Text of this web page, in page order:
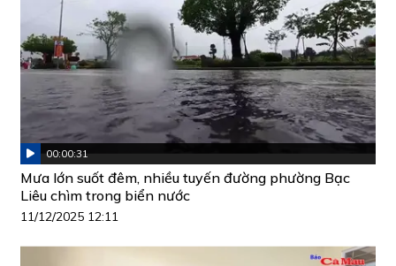
00:00:31
Mưa lớn suốt đêm, nhiều tuyến đường phường Bạc
Liêu chìm trong biển nước
11/12/2025 12:11